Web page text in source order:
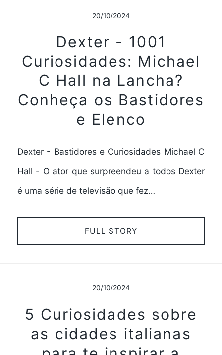
20/10/2024
Dexter - 1001
Curiosidades: Michael
C Hall na Lancha?
Conheça os Bastidores
e Elenco
Dexter - Bastidores e Curiosidades Michael C
Hall - O ator que surpreendeu a todos Dexter
é uma série de televisão que fez…
FULL STORY
20/10/2024
5 Curiosidades sobre
as cidades italianas